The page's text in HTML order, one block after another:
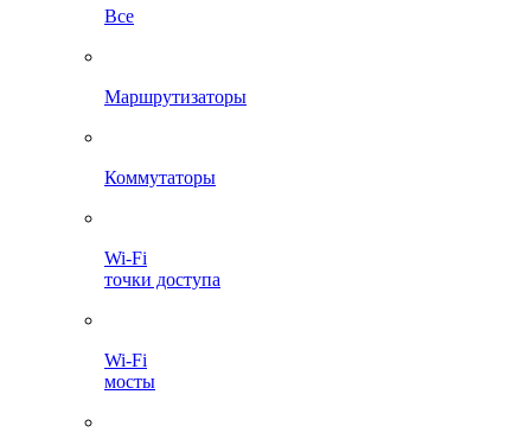
Все
Маршрутизаторы
Коммутаторы
Wi-Fi
точки доступа
Wi-Fi
мосты